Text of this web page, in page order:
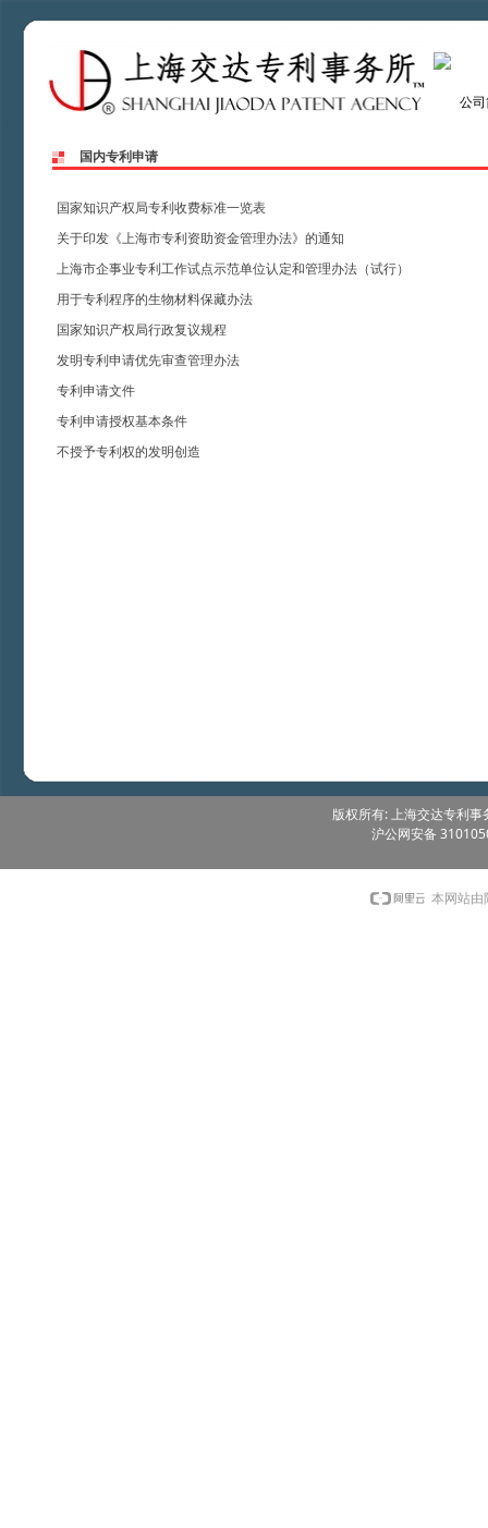
公
ꄲ 国内专利申请
国家知识产权局专利收费标准一览表
关于印发《上海市专利资助资金管理办法》的通知
上海市企事业专利工作试点示范单位认定和管理办法（试行）
用于专利程序的生物材料保藏办法
国家知识产权局行政复议规程
发明专利申请优先审查管理办法
专利申请文件
专利申请授权基本条件
不授予专利权的发明创造
版权所有: 上海交达专利
沪公网安备
本网站由